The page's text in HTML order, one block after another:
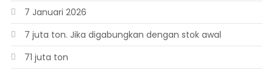
7 Januari 2026
7 juta ton. Jika digabungkan dengan stok awal
71 juta ton